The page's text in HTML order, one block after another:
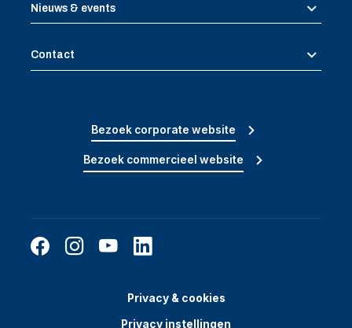
Nieuws & events
Contact
Bezoek corporate website
Bezoek commercieel website
Privacy & cookies
Privacy instellingen